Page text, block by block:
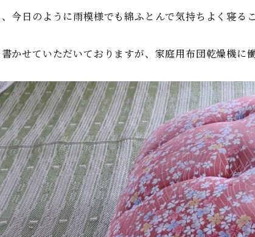
今日のように雨模様でも綿ふとんで気持ちよく寝る
かせていただいておりますが、家庭用布団乾燥機に